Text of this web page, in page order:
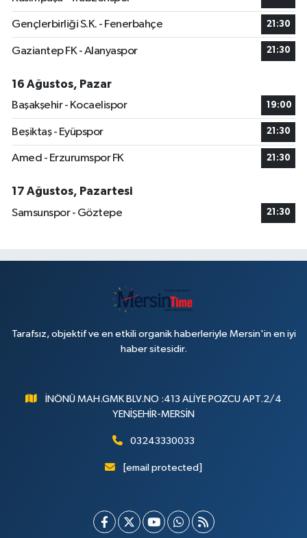
Gençlerbirliği S.K. - Fenerbahçe 21:30
Gaziantep FK - Alanyaspor 21:30
16 Ağustos, Pazar
Başakşehir - Kocaelispor
19:00
Beşiktaş - Eyüpspor 21:30
Amed - Erzurumspor FK 21:30
17 Ağustos, Pazartesi
Samsunspor - Göztepe
21:30
Tarafsız, objektif ve en etkili organik haberleriyle Mersin'in en iyi
haber sitesidir.
İNÖNÜ MAH.GMK BLV.NO :413 ALİYE POZCU APT.2/4
YENİŞEHİR-MERSİN
03243330033
[email protected]